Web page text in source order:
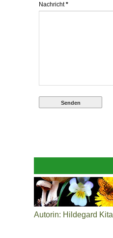
Nachricht*
Autorin: Hildegard Kita